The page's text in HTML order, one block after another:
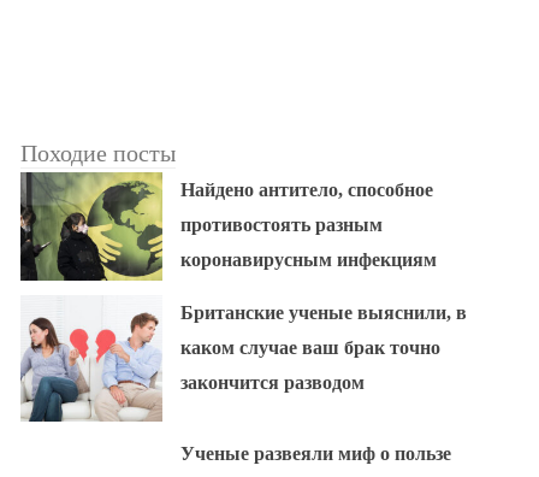
Походие посты
Найдено антитело, способное
противостоять разным
коронавирусным инфекциям
Британские ученые выяснили, в
каком случае ваш брак точно
закончится разводом
Ученые развеяли миф о пользе